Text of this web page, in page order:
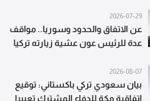
2026-07-29
عن الاتفاق والحدود وسوريا.. مواقف
عدة للرئيس عون عشية زيارته تركيا
2026-08-07
بيان سعودي تركي باكستاني: توقيع
اتفاقية مكة للدفاع المشترك تعبيرا